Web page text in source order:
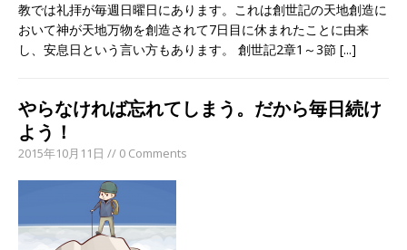
教では礼拝が毎週日曜日にあります。これは創世記の天地創造に
おいて神が天地万物を創造されて7日目に休まれたことに由来
し、安息日という言い方もあります。 創世記2章1～3節 [...]
やらなければ忘れてしまう。だから毎日続け
よう！
2015年10月11日 // 0 Comments